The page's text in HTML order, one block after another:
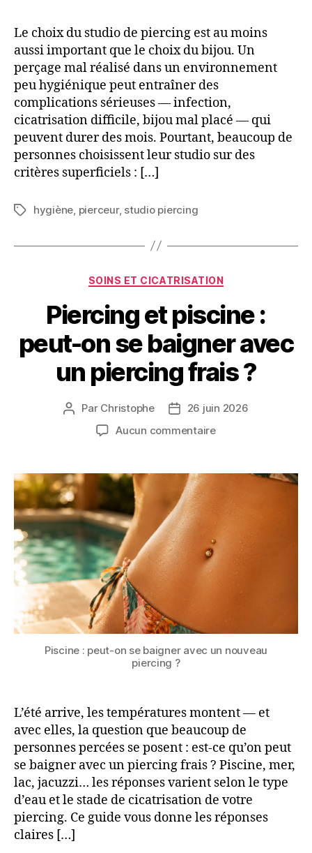
Le choix du studio de piercing est au moins
aussi important que le choix du bijou. Un
perçage mal réalisé dans un environnement
peu hygiénique peut entraîner des
complications sérieuses — infection,
cicatrisation difficile, bijou mal placé — qui
peuvent durer des mois. Pourtant, beaucoup de
personnes choisissent leur studio sur des
critères superficiels : […]
Étiquettes
hygiène, pierceur, studio piercing
Catégories
SOINS ET CICATRISATION
Piercing et piscine :
peut-on se baigner avec
un piercing frais ?
Auteur
l’article
Par Christophe
Date26 juin 2026
Aucun commentairesur
piscine
peut-
se
baigner
avec
Piscine : peut-on se baigner avec un nouveau
piercing ?
L’été arrive, les températures montent — et
avec elles, la question que beaucoup de
personnes percées se posent : est-ce qu’on peut
se baigner avec un piercing frais ? Piscine, mer,
lac, jacuzzi… les réponses varient selon le type
d’eau et le stade de cicatrisation de votre
piercing. Ce guide vous donne les réponses
claires […]